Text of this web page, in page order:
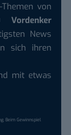
von
Vordenker
News
sich ihren
mit etwas
. Beim Gewinnspiel